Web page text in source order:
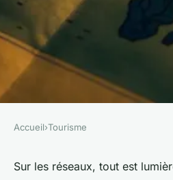
Top conseils
Accueil›Tourisme
Sur les réseaux, tout est